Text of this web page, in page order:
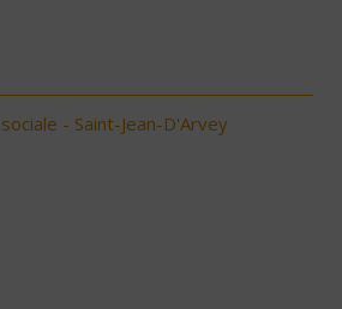
- Saint-Jean-D'Arvey